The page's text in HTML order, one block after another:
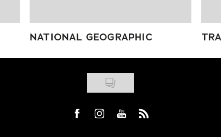
NATIONAL GEOGRAPHIC
Visit us on Facebook
Visit us on Instagram
Visit us on Youtube
Visit us on Rss